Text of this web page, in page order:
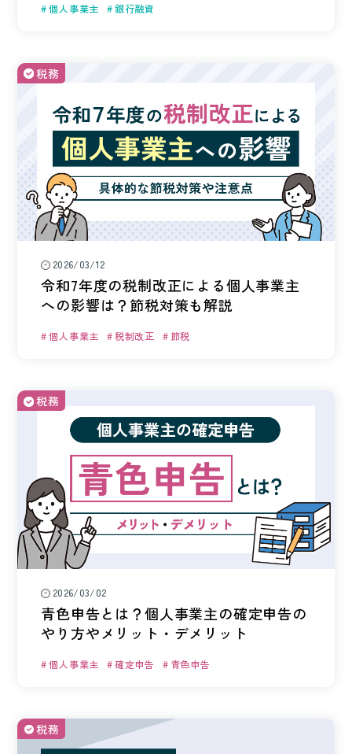
個人事業主 銀行融資
税務
2026/03/12
令和7年度の税制改正による個人事業主
への影響は？節税対策も解説
個人事業主 税制改正 節税
税務
2026/03/02
青色申告とは？個人事業主の確定申告の
やり方やメリット・デメリット
個人事業主 確定申告 青色申告
税務